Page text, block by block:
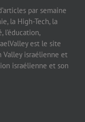
par semaine
la High-Tech, la
l’éducation,
est le site
Valley israélienne et
israélienne et son